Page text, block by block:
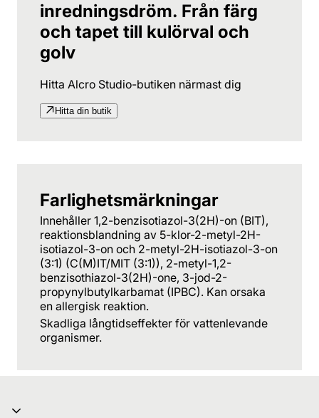
inredningsdröm. Från färg
och tapet till kulörval och
golv
Hitta Alcro Studio-butiken närmast dig
Hitta din butik
Farlighetsmärkningar
Innehåller 1,2-benzisotiazol-3(2H)-on (BIT),
reaktionsblandning av 5-klor-2-metyl-2H-
isotiazol-3-on och 2-metyl-2H-isotiazol-3-on
(3:1) (C(M)IT/MIT (3:1)), 2-metyl-1,2-
benzisothiazol-3(2H)-one, 3-jod-2-
propynylbutylkarbamat (IPBC). Kan orsaka
en allergisk reaktion.
Skadliga långtidseffekter för vattenlevande
organismer.